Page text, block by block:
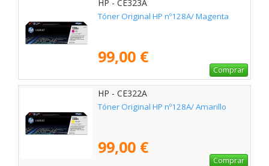
HP - CE323A
Tóner Original HP nº128A/ Magenta
99,00 €
Comprar
HP - CE322A
Tóner Original HP nº128A/ Amarillo
99,00 €
Comprar